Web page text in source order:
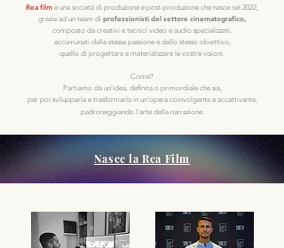
Rea film è una società di produzione e post-produzione che nasce nel 2022,
grazie ad un team di professionisti del settore cinematografico,
composto da creativi e tecnici video e audio specializzati,
accumunati dalla stessa passione e dallo stesso obiettivo,
quello di progettare e materializzare le vostre visioni.
Come?
Partiamo da un'idea, definita o primordiale che sia,
per poi svilupparla e trasformarla in un'opera coinvolgente e accattivante,
padroneggiando l'arte della narrazione.
Nasce la Rea Film